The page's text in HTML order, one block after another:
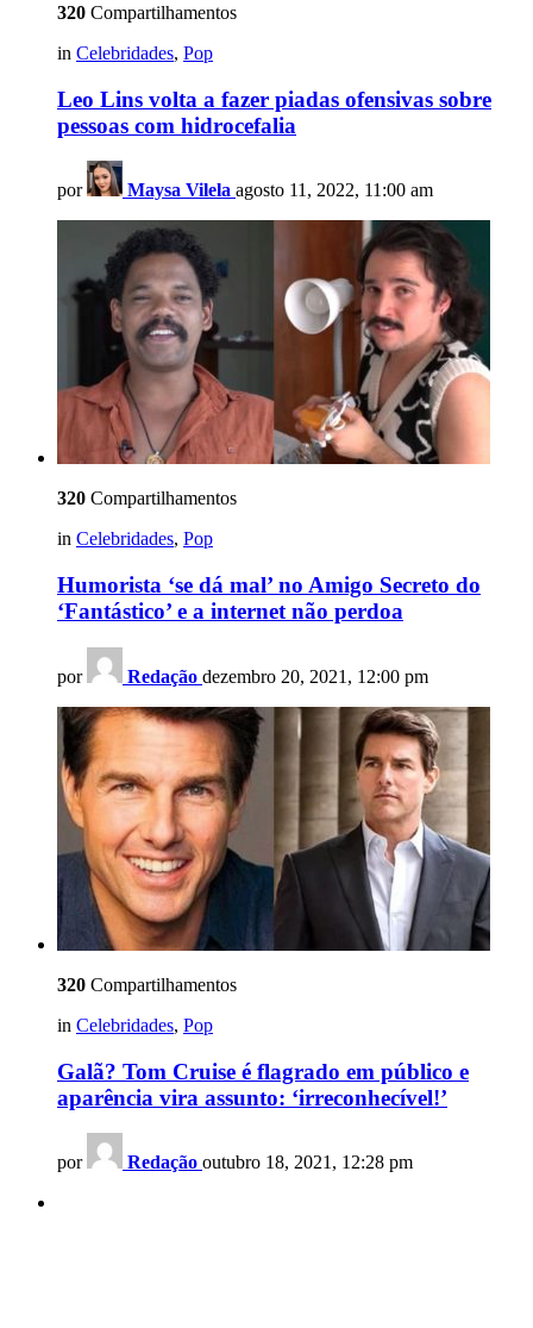
320 Compartilhamentos
in Celebridades, Pop
Leo Lins volta a fazer piadas ofensivas sobre
pessoas com hidrocefalia
por Maysa Vilela agosto 11, 2022, 11:00 am
320 Compartilhamentos
in Celebridades, Pop
Humorista ‘se dá mal’ no Amigo Secreto do
‘Fantástico’ e a internet não perdoa
por Redação dezembro 20, 2021, 12:00 pm
320 Compartilhamentos
in Celebridades, Pop
Galã? Tom Cruise é flagrado em público e
aparência vira assunto: ‘irreconhecível!’
por Redação outubro 18, 2021, 12:28 pm